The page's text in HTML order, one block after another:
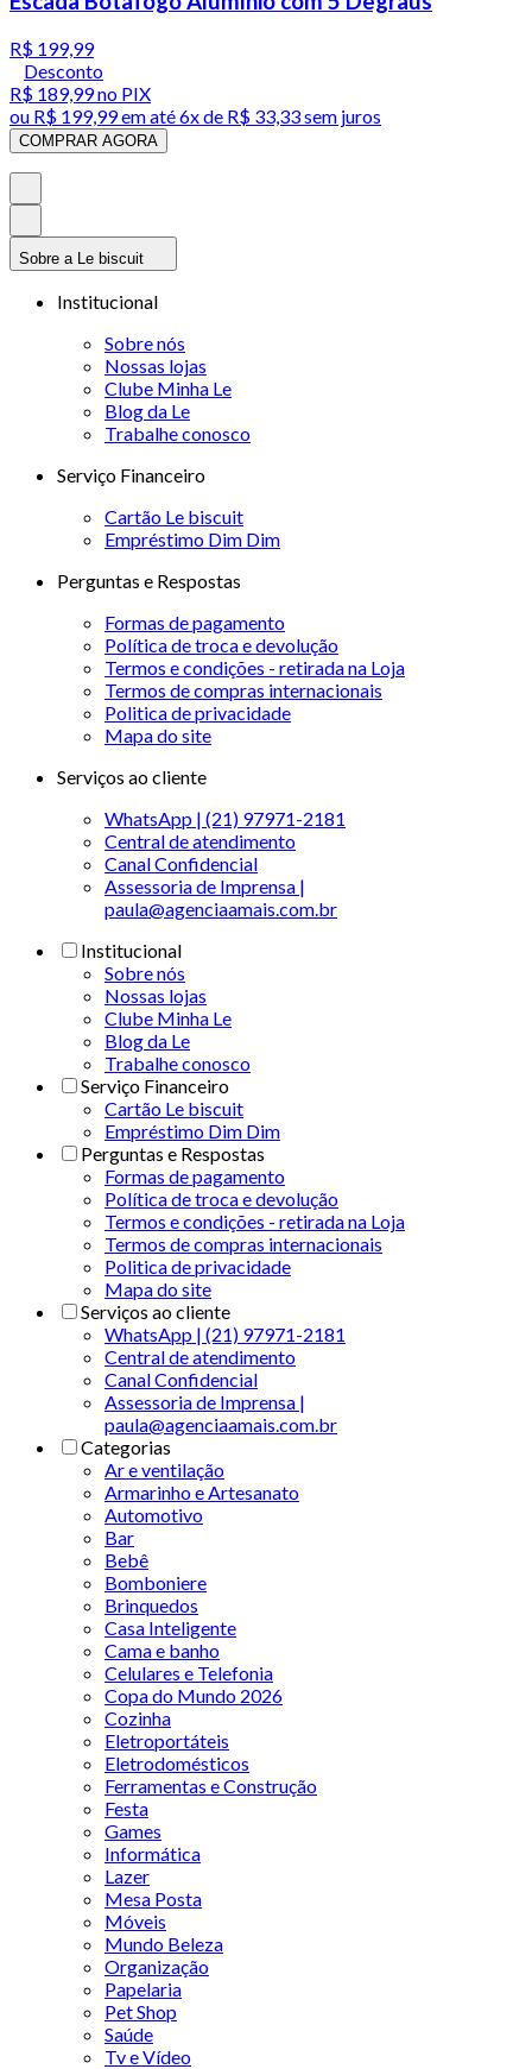
R$ 199,99
Desconto
R$ 189,99no PIX
ou R$ 199,99em até6x de R$ 33,33 sem juros
COMPRAR AGORA
Sobre a Le biscuit
Institucional
Sobre nós
Nossas lojas
Clube Minha Le
Blog da Le
Trabalhe conosco
Serviço Financeiro
Cartão Le biscuit
Empréstimo Dim Dim
Perguntas e Respostas
Formas de pagamento
Política de troca e devolução
Termos e condições - retirada na Loja
Termos de compras internacionais
Politica de privacidade
Mapa do site
Serviços ao cliente
WhatsApp | (21) 97971-2181
Central de atendimento
Canal Confidencial
Assessoria de Imprensa |
paula@agenciaamais.com.br
Institucional
Sobre nós
Nossas lojas
Clube Minha Le
Blog da Le
Trabalhe conosco
Serviço Financeiro
Cartão Le biscuit
Empréstimo Dim Dim
Perguntas e Respostas
Formas de pagamento
Política de troca e devolução
Termos e condições - retirada na Loja
Termos de compras internacionais
Politica de privacidade
Mapa do site
Serviços ao cliente
WhatsApp | (21) 97971-2181
Central de atendimento
Canal Confidencial
Assessoria de Imprensa |
paula@agenciaamais.com.br
Categorias
Ar e ventilação
Armarinho e Artesanato
Automotivo
Bar
Bebê
Bomboniere
Brinquedos
Casa Inteligente
Cama e banho
Celulares e Telefonia
Copa do Mundo 2026
Cozinha
Eletroportáteis
Eletrodomésticos
Ferramentas e Construção
Festa
Games
Informática
Lazer
Mesa Posta
Móveis
Mundo Beleza
Organização
Papelaria
Pet Shop
Saúde
Tv e Vídeo